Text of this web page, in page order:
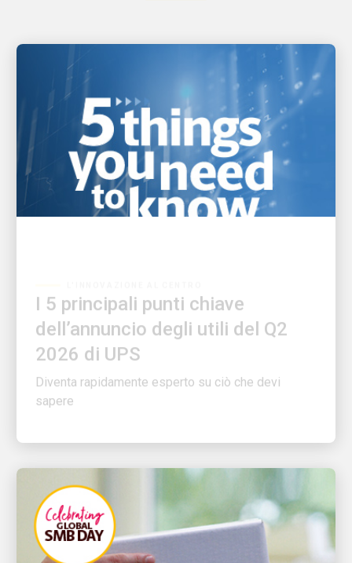
dell’annuncio degli utili del Q2
2026 di UPS
Diventa rapidamente esperto su ciò che devi
sapere